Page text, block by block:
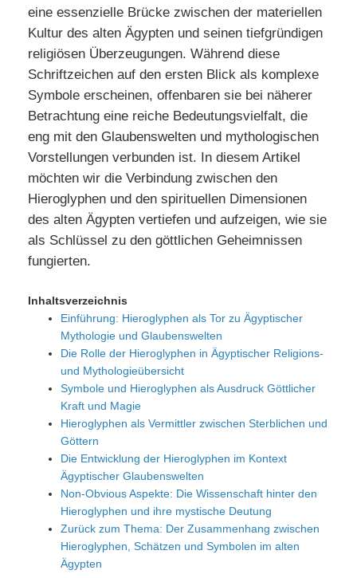
eine essenzielle Brücke zwischen der materiellen
Kultur des alten Ägypten und seinen tiefgründigen
religiösen Überzeugungen. Während diese
Schriftzeichen auf den ersten Blick als komplexe
Symbole erscheinen, offenbaren sie bei näherer
Betrachtung eine reiche Bedeutungsvielfalt, die
eng mit den Glaubenswelten und mythologischen
Vorstellungen verbunden ist. In diesem Artikel
möchten wir die Verbindung zwischen den
Hieroglyphen und den spirituellen Dimensionen
des alten Ägypten vertiefen und aufzeigen, wie sie
als Schlüssel zu den göttlichen Geheimnissen
fungierten.
Inhaltsverzeichnis
Einführung: Hieroglyphen als Tor zu Ägyptischer
Mythologie und Glaubenswelten
Die Rolle der Hieroglyphen in Ägyptischer Religions-
und Mythologieübersicht
Symbole und Hieroglyphen als Ausdruck Göttlicher
Kraft und Magie
Hieroglyphen als Vermittler zwischen Sterblichen und
Göttern
Die Entwicklung der Hieroglyphen im Kontext
Ägyptischer Glaubenswelten
Non-Obvious Aspekte: Die Wissenschaft hinter den
Hieroglyphen und ihre mystische Deutung
Zurück zum Thema: Der Zusammenhang zwischen
Hieroglyphen, Schätzen und Symbolen im alten
Ägypten